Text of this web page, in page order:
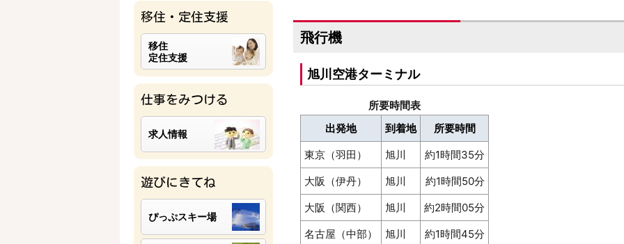
飛行機
旭川空港ターミナル
所要時間表
出発地
到着地
所要時間
東京（羽田）
旭川
約1時間35分
大阪（伊丹）
旭川
約1時間50分
大阪（関西）
旭川
約2時間05分
名古屋（中部）
旭川 約1時間45分
移住・定住支援
移住
定住支援
仕事をみつける
求人情報
遊びにきてね
ぴっぷスキー場